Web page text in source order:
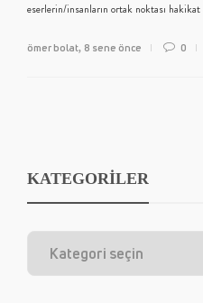
eserlerin/insanların ortak noktası
ömer bolat, 8 sene önce 0
KATEGORİLER